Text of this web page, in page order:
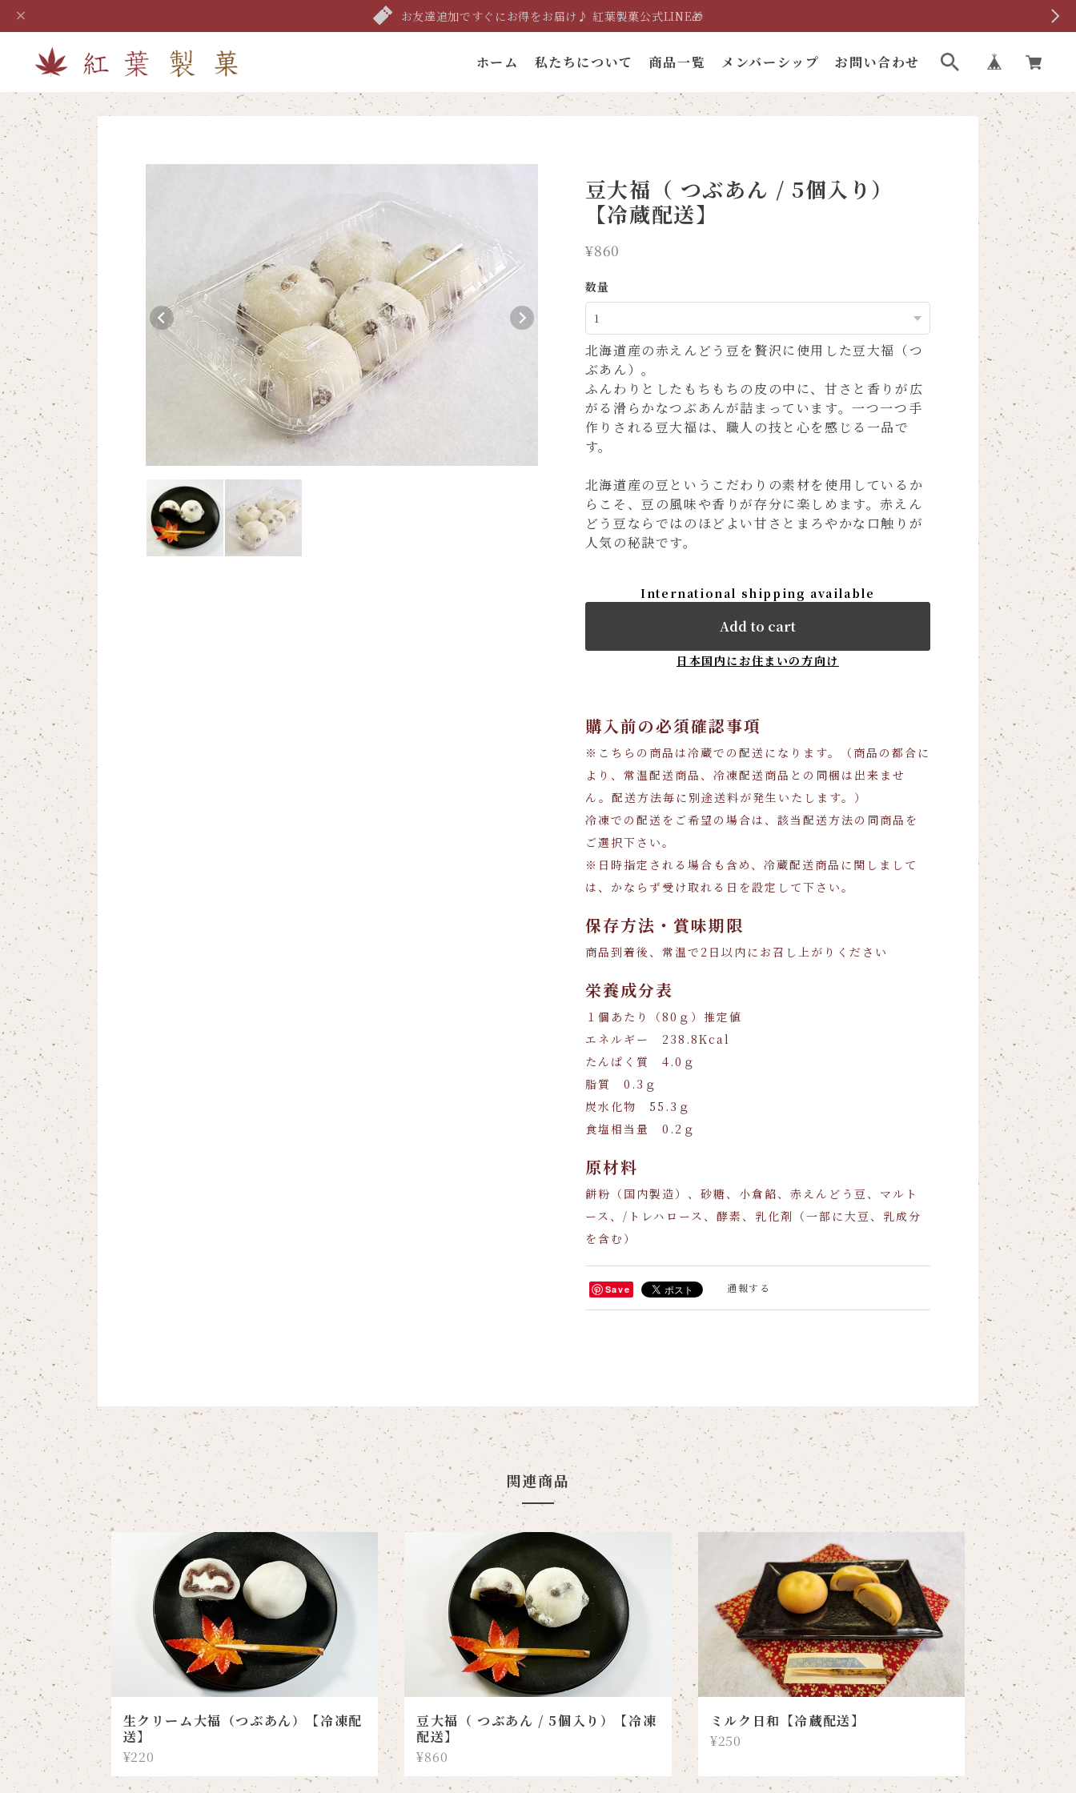
お友達追加ですぐにお得をお届け♪ 紅葉製菓公式LINE🎁
ホーム 私たちについて 商品一覧 メンバーシップ お問い合わせ
豆大福（ つぶあん / 5個入り）
【冷蔵配送】
¥860
数量
北海道産の赤えんどう豆を贅沢に使用した豆大福（つ
ぶあん）。
ふんわりとしたもちもちの皮の中に、甘さと香りが広
がる滑らかなつぶあんが詰まっています。一つ一つ手
作りされる豆大福は、職人の技と心を感じる一品で
す。
北海道産の豆というこだわりの素材を使用しているか
らこそ、豆の風味や香りが存分に楽しめます。赤えん
どう豆ならではのほどよい甘さとまろやかな口触りが
人気の秘訣です。
International shipping available
Add to cart
日本国内にお住まいの方向け
購入前の必須確認事項
※こちらの商品は冷蔵での配送になります。（商品の都合に
より、常温配送商品、冷凍配送商品との同梱は出来ませ
ん。配送方法毎に別途送料が発生いたします。）
冷凍での配送をご希望の場合は、該当配送方法の同商品を
ご選択下さい。
※日時指定される場合も含め、冷蔵配送商品に関しまして
は、かならず受け取れる日を設定して下さい。
保存方法・賞味期限
商品到着後、常温で2日以内にお召し上がりください
栄養成分表
１個あたり（80ｇ）推定値
エネルギー 238.8Kcal
たんぱく質 4.0ｇ
脂質 0.3ｇ
炭水化物 55.3ｇ
食塩相当量 0.2ｇ
原材料
餅粉（国内製造）、砂糖、小倉餡、赤えんどう豆、マルト
ース、/トレハロース、酵素、乳化剤（一部に大豆、乳成分
を含む）
Save 通報する
関連商品
生クリーム大福（つぶあん）【冷凍配
送】
¥220
豆大福（ つぶあん / 5個入り）【冷凍
配送】
¥860
ミルク日和【冷蔵配送】
¥250